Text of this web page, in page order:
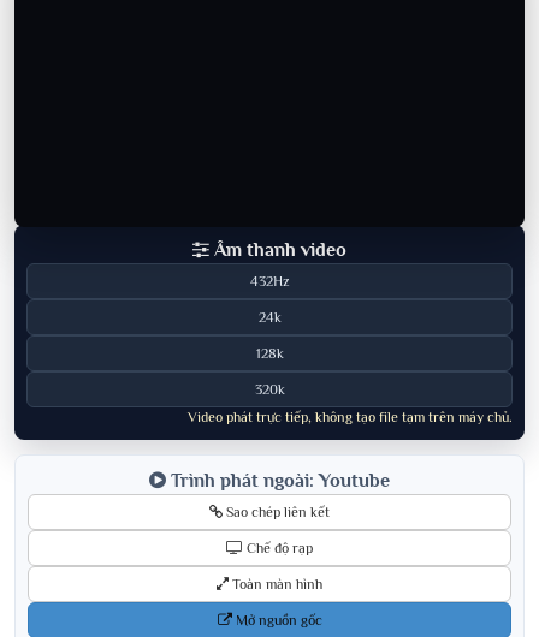
Âm thanh video
432Hz
24k
128k
320k
Video phát trực tiếp, không tạo file tạm trên máy chủ.
Trình phát ngoài: Youtube
Sao chép liên kết
Chế độ rạp
Toàn màn hình
Mở nguồn gốc